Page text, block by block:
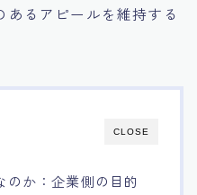
伝える方法
るアピールを維持する
CLOSE
のか：企業側の目的